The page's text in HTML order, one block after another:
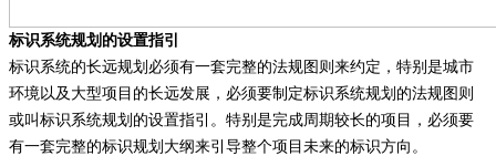
标识系统规划的设置指引
标识系统的长远规划必须有一套完整的法规图则来约定，特别是城市
环境以及大型项目的长远发展，必须要制定标识系统规划的法规图则
或叫标识系统规划的设置指引。特别是完成周期较长的项目，必须要
有一套完整的标识规划大纲来引导整个项目未来的标识方向。